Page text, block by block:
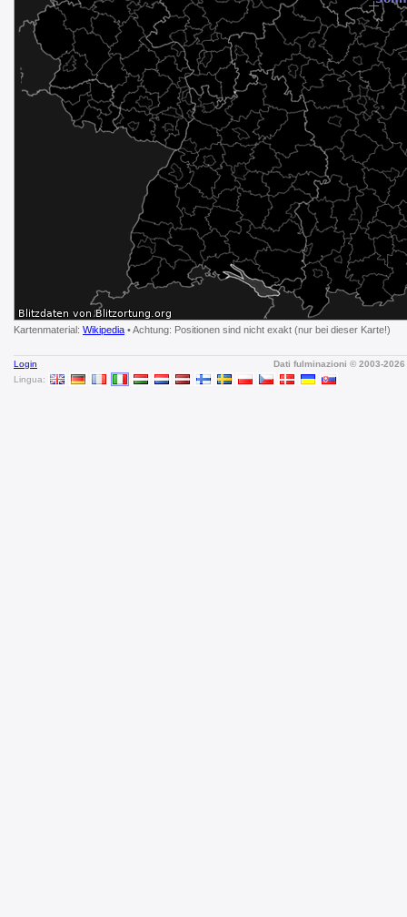
Kartenmaterial: Wikipedia • Achtung: Positionen sind nicht exakt (nur bei dieser Karte!)
Login
Lingua:
Dati fulminazioni © 2003-2026